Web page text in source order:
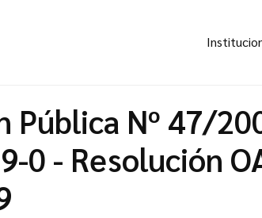
Pública Nº 47/
0 - Resolución